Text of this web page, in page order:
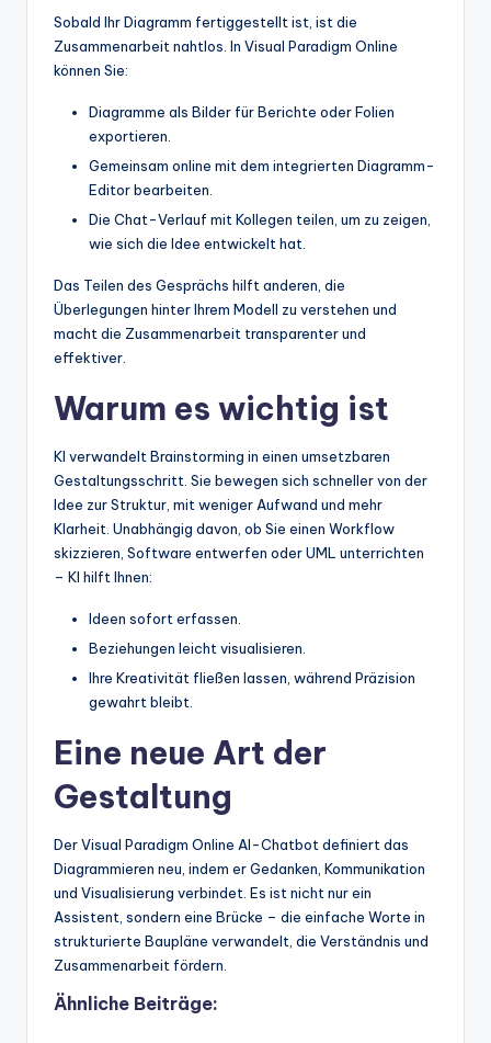
Sobald Ihr Diagramm fertiggestellt ist, ist die
Zusammenarbeit nahtlos. In Visual Paradigm Online
können Sie:
Diagramme als Bilder für Berichte oder Folien
exportieren.
Gemeinsam online mit dem integrierten Diagramm-
Editor bearbeiten.
Die Chat-Verlauf mit Kollegen teilen, um zu zeigen,
wie sich die Idee entwickelt hat.
Das Teilen des Gesprächs hilft anderen, die
Überlegungen hinter Ihrem Modell zu verstehen und
macht die Zusammenarbeit transparenter und
effektiver.
Warum es wichtig ist
KI verwandelt Brainstorming in einen umsetzbaren
Gestaltungsschritt. Sie bewegen sich schneller von der
Idee zur Struktur, mit weniger Aufwand und mehr
Klarheit. Unabhängig davon, ob Sie einen Workflow
skizzieren, Software entwerfen oder UML unterrichten
– KI hilft Ihnen:
Ideen sofort erfassen.
Beziehungen leicht visualisieren.
Ihre Kreativität fließen lassen, während Präzision
gewahrt bleibt.
Eine neue Art der
Gestaltung
Der Visual Paradigm Online AI-Chatbot definiert das
Diagrammieren neu, indem er Gedanken, Kommunikation
und Visualisierung verbindet. Es ist nicht nur ein
Assistent, sondern eine Brücke – die einfache Worte in
strukturierte Baupläne verwandelt, die Verständnis und
Zusammenarbeit fördern.
Ähnliche Beiträge: